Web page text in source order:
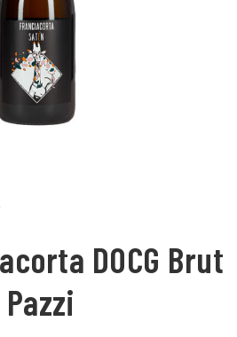
DOCG Brut
Pazzi